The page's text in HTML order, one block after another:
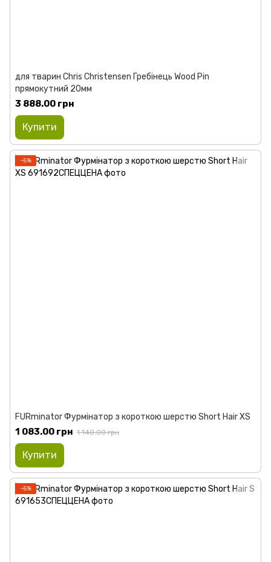
для тварин Chris Christensen Гребінець Wood Pin
прямокутний 20мм
3 888.00 грн
Купити
−5%
FURminator Фурмінатор з короткою шерстю Short Hair XS
1 083.00 грн 1 140.00 грн
Купити
−5%